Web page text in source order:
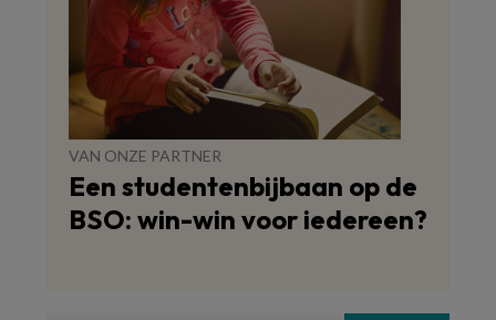
VAN ONZE PARTNER
Een studentenbijbaan op de
BSO: win-win voor iedereen?